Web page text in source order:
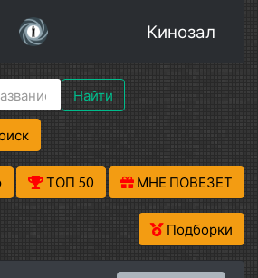
Кинозал
Найти
ТОП 50 МНЕ ПОВЕЗЕТ
Подборки